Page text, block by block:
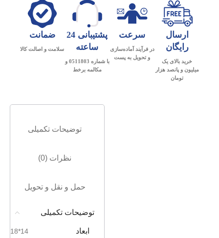
ارسال
رایگان
خرید بالای یک
میلیون و پانصد هزار
تومان
سرعت
در فرآیند آماده‌سازی
و تحویل به پست
پشتیبانی 24
ساعته
با شماره 0511803 و
مکالمه برخط
ضمانت
سلامت و اصالت کالا
توضیحات تکمیلی
نظرات (0)
حمل و نقل و تحویل
توضیحات تکمیلی
ابعاد 14*18